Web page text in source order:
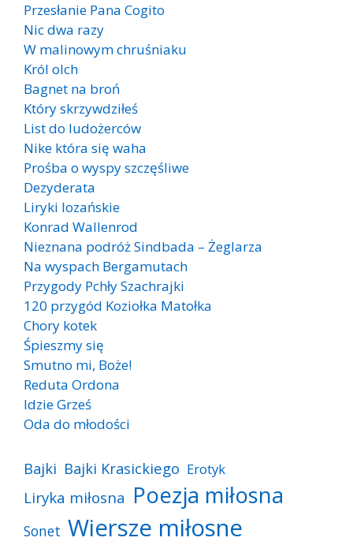
Przesłanie Pana Cogito
Nic dwa razy
W malinowym chruśniaku
Król olch
Bagnet na broń
Który skrzywdziłeś
List do ludożerców
Nike która się waha
Prośba o wyspy szczęśliwe
Dezyderata
Liryki lozańskie
Konrad Wallenrod
Nieznana podróż Sindbada – Żeglarza
Na wyspach Bergamutach
Przygody Pchły Szachrajki
120 przygód Koziołka Matołka
Chory kotek
Śpieszmy się
Smutno mi, Boże!
Reduta Ordona
Idzie Grześ
Oda do młodości
Bajki Bajki Krasickiego Erotyk
Liryka miłosna Poezja miłosna
Sonet Wiersze miłosne